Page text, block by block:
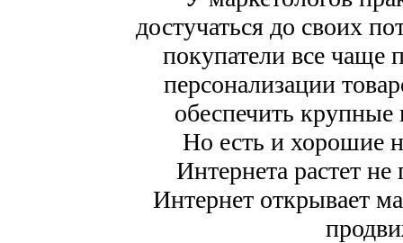
достучаться до своих
покупатели все чаще
персонализации
обеспечить крупные
Но есть и хорошие
Интернета растет
Интернет открывает